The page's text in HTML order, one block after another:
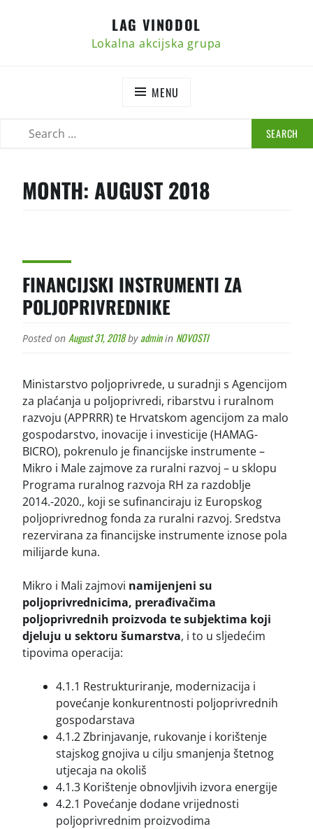
LAG VINODOL
Lokalna akcijska grupa
MENU
MONTH: AUGUST 2018
FINANCIJSKI INSTRUMENTI ZA
POLJOPRIVREDNIKE
Posted on August 31, 2018 by admin in NOVOSTI
Ministarstvo poljoprivrede, u suradnji s Agencijom
za plaćanja u poljoprivredi, ribarstvu i ruralnom
razvoju (APPRRR) te Hrvatskom agencijom za malo
gospodarstvo, inovacije i investicije (HAMAG-
BICRO), pokrenulo je financijske instrumente –
Mikro i Male zajmove za ruralni razvoj – u sklopu
Programa ruralnog razvoja RH za razdoblje
2014.-2020., koji se sufinanciraju iz Europskog
poljoprivrednog fonda za ruralni razvoj. Sredstva
rezervirana za financijske instrumente iznose pola
milijarde kuna.
Mikro i Mali zajmovi namijenjeni su
poljoprivrednicima, prerađivačima
poljoprivrednih proizvoda te subjektima koji
djeluju u sektoru šumarstva, i to u sljedećim
tipovima operacija:
4.1.1 Restrukturiranje, modernizacija i
povećanje konkurentnosti poljoprivrednih
gospodarstava
4.1.2 Zbrinjavanje, rukovanje i korištenje
stajskog gnojiva u cilju smanjenja štetnog
utjecaja na okoliš
4.1.3 Korištenje obnovljivih izvora energije
4.2.1 Povećanje dodane vrijednosti
poljoprivrednim proizvodima